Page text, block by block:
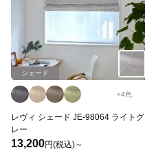
シェード
+4色
レヴィ シェード JE-98064 ライトグ
レー
13,200円(税込)～